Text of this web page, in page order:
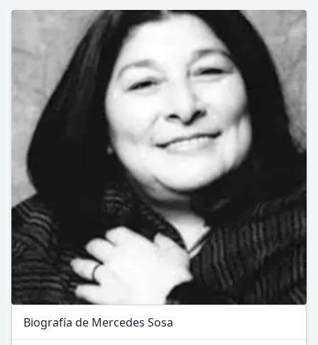
Biografía de Mercedes Sosa